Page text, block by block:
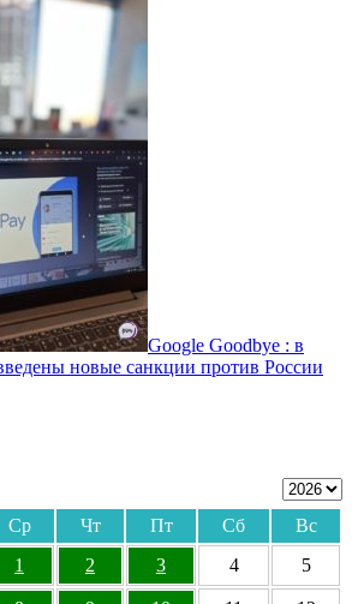
Google Goodbye : в
новые санкции против России
Ср Чт Пт Сб
Вс
1
2 3 4 5